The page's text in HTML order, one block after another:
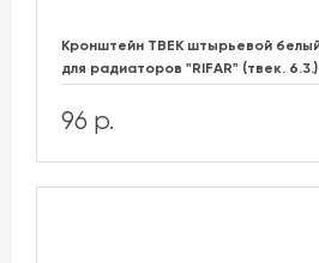
Кронштейн ТВЕК штырьевой белый
для радиаторов "RIFAR" (твек. 6.3.)
96 р.